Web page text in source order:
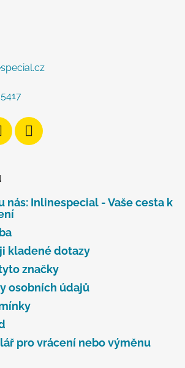
nás: Inlinespecial - Vaše cesta k
kladené dotazy
značky
osobních údajů
pro vrácení nebo výměnu